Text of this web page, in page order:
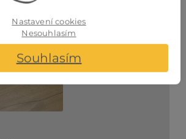
Nastavení cookies
Nesouhlasím
Souhlasím